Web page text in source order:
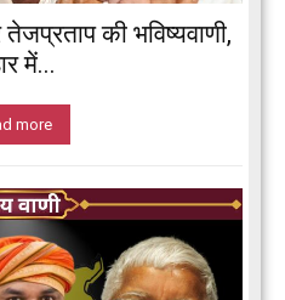
की भविष्यवाणी,
में...
more